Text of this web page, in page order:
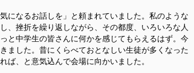
になるお話しを」と頼まれていました。私のような
、挫折を繰り返しながら、その都度、いろいろな人
と中学生の皆さんに何かを感じてもらえるはず。今
ま した。昔にくらべておとなしい生徒が多くなった
ば、と意気込んで会場に向かいました。